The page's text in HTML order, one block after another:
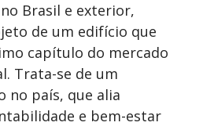
Brasil e exterior,
de um edifício que
capítulo do mercado
Trata-se de um
no país, que alia
e bem-estar